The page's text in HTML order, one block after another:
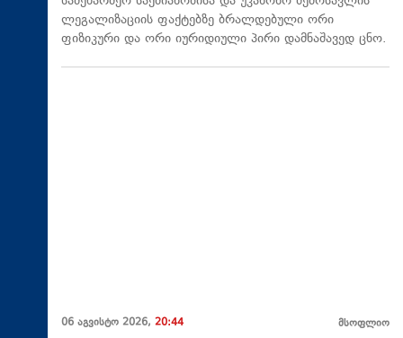
ლეგალიზაციის ფაქტებზე ბრალდებული ორი
ფიზიკური და ორი იურიდიული პირი დამნაშავედ ცნო.
06 აგვისტო 2026, 20:44 მსოფლიო